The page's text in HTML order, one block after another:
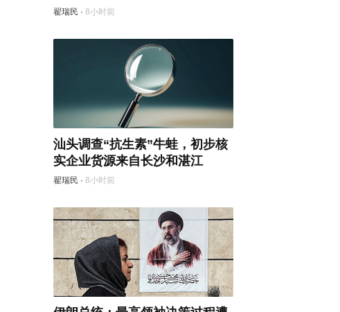
翟瑞民 · 8小时前
汕头调查“抗生素”牛蛙，初步核
实企业货源来自长沙和湛江
翟瑞民 · 8小时前